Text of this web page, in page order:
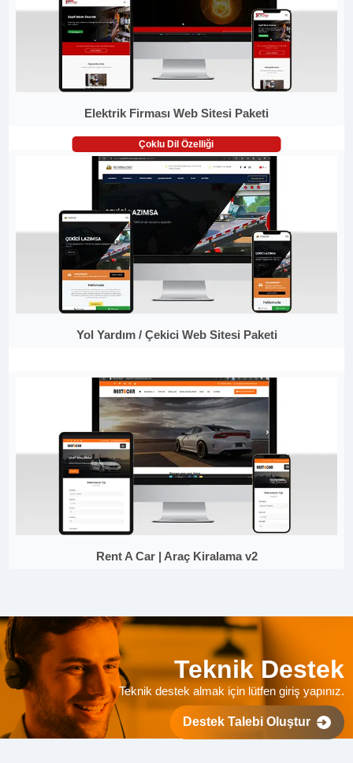
Elektrik Firması Web Sitesi Paketi
Çoklu Dil Özelliği
Yol Yardım / Çekici Web Sitesi Paketi
Rent A Car | Araç Kiralama v2
Teknik Destek
Teknik destek almak için lütfen giriş yapınız.
Destek Talebi Oluştur